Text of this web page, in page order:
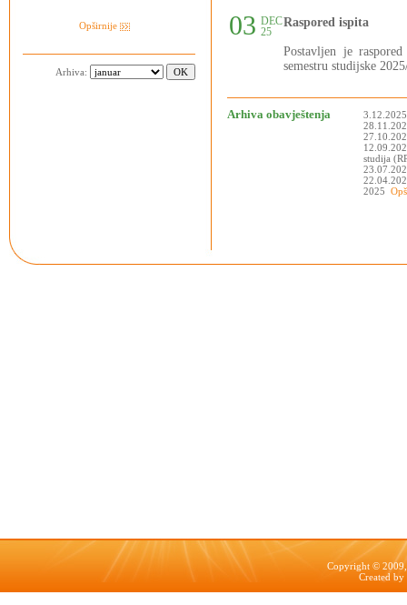
Opširnije
Arhiva:
03 DEC
25
Raspored ispita
Postavljen je
semestru studijske
Arhiva obavještenja
studija
2025
Copyright ©
Created by